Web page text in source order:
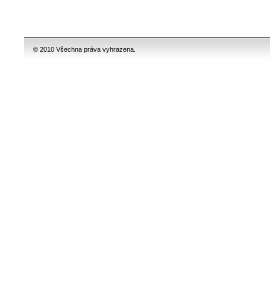
© 2010 Všechna práva vyhrazena.